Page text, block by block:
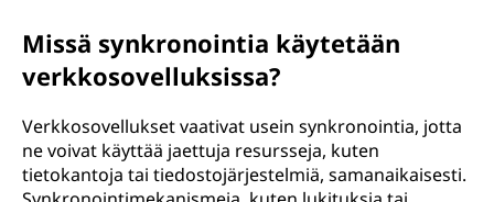
Missä synkronointia käytetään
verkkosovelluksissa?
Verkkosovellukset vaativat usein synkronointia, jotta
ne voivat käyttää jaettuja resursseja, kuten
tietokantoja tai tiedostojärjestelmiä, samanaikaisesti.